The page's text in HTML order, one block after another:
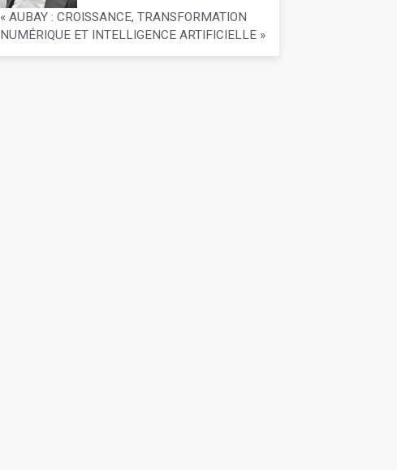
« AUBAY : CROISSANCE, TRANSFORMATION
NUMÉRIQUE ET INTELLIGENCE ARTIFICIELLE »